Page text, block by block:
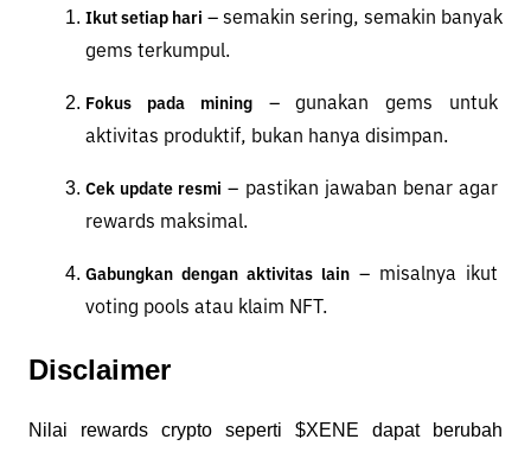
Ikut setiap hari – semakin sering, semakin banyak
gems terkumpul.
Fokus pada mining – gunakan gems untuk
aktivitas produktif, bukan hanya disimpan.
Cek update resmi – pastikan jawaban benar agar
rewards maksimal.
Gabungkan dengan aktivitas lain – misalnya ikut
voting pools atau klaim NFT.
Disclaimer
Nilai rewards crypto seperti $XENE dapat berubah